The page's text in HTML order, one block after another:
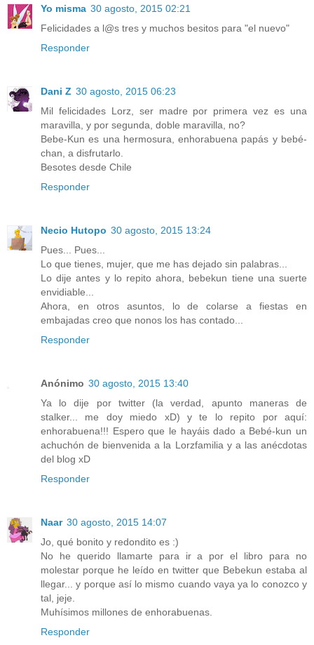
Yo misma 30 agosto, 2015 02:21
Felicidades a l@s tres y muchos besitos para "el nuevo"
Responder
Dani Z 30 agosto, 2015 06:23
Mil felicidades Lorz, ser madre por primera vez es una
maravilla, y por segunda, doble maravilla, no?
Bebe-Kun es una hermosura, enhorabuena papás y bebé-
chan, a disfrutarlo.
Besotes desde Chile
Responder
Necio Hutopo 30 agosto, 2015 13:24
Pues... Pues...
Lo que tienes, mujer, que me has dejado sin palabras...
Lo dije antes y lo repito ahora, bebekun tiene una suerte
envidiable...
Ahora, en otros asuntos, lo de colarse a fiestas en
embajadas creo que nonos los has contado...
Responder
Anónimo 30 agosto, 2015 13:40
Ya lo dije por twitter (la verdad, apunto maneras de
stalker... me doy miedo xD) y te lo repito por aquí:
enhorabuena!!! Espero que le hayáis dado a Bebé-kun un
achuchón de bienvenida a la Lorzfamilia y a las anécdotas
del blog xD
Responder
Naar 30 agosto, 2015 14:07
Jo, qué bonito y redondito es :)
No he querido llamarte para ir a por el libro para no
molestar porque he leído en twitter que Bebekun estaba al
llegar... y porque así lo mismo cuando vaya ya lo conozco y
tal, jeje.
Muhísimos millones de enhorabuenas.
Responder